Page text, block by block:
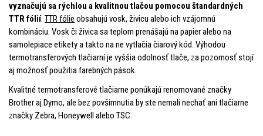
vyznačujú sa rýchlou a kvalitnou tlačou pomocou štandardných
TTR fólií. TTR fólie obsahujú vosk, živicu alebo ich vzájomnú
kombináciu. Vosk či živica sa teplom prenášajú na papier alebo na
samolepiace etikety a takto na ne vytlačia čiarový kód. Výhodou
termotransferových tlačiarní je vyššia odolnosť tlače, za pozornosť stojí
aj možnosť použitia farebných pások.
Kvalitné termotransferové tlačiarne ponúkajú renomované značky
Brother aj Dymo, ale bez povšimnutia by ste nemali nechať ani tlačiarne
značky Zebra, Honeywell alebo TSC.